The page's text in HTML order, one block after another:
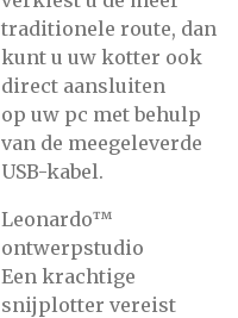
traditionele route, dan
kunt u uw kotter ook
direct aansluiten
op uw pc met behulp
van de meegeleverde
USB-kabel.
Leonardo™
ontwerpstudio
Een krachtige
snijplotter vereist